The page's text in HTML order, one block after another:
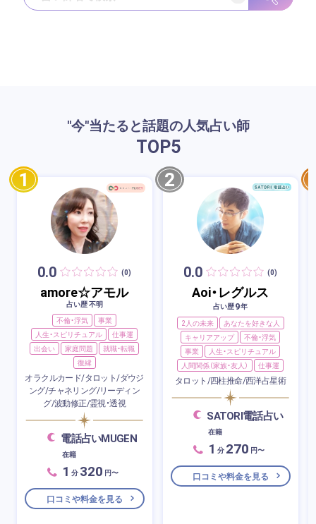
"今"当たると話題の人気占い師
TOP5
1
0.0 (0)
amore☆アモル
占い歴 不明
不倫・浮気
事業
人生・スピリチュアル
仕事運
出会い
家庭問題
就職・転職
復縁
オラクルカード/タロット/ダウジ
ング/チャネリング/リーディン
グ/波動修正/霊視・透視
電話占いMUGEN
在籍
1 分 320 円〜
口コミや料金を見る
2
0.0 (0)
Aoi・レグルス
占い歴9年
2人の未来
あなたを好きな人
キャリアアップ
不倫・浮気
事業
人生・スピリチュアル
人間関係（家族・友人）
仕事運
タロット/四柱推命/西洋占星術
SATORI電話占い
在籍
1 分 270 円〜
口コミや料金を見る